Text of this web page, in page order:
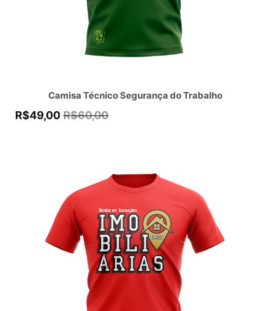
Camisa Técnico Segurança do Trabalho
R$60,00
R$49,00